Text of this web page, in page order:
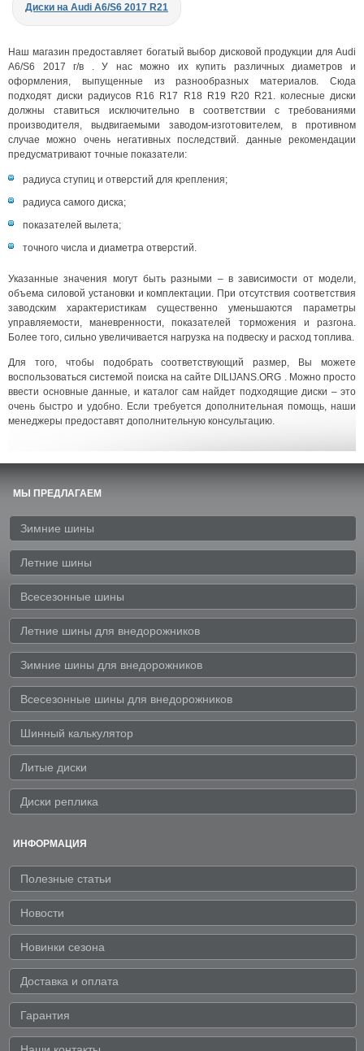
Диски на Audi A6/S6 2017 R21
Наш магазин предоставляет богатый выбор дисковой продукции для Audi
A6/S6 2017 г/в . У нас можно их купить различных диаметров и
оформления, выпущенные из разнообразных материалов. Сюда
подходят диски радиусов R16 R17 R18 R19 R20 R21. колесные диски
должны ставиться исключительно в соответствии с требованиями
производителя, выдвигаемыми заводом-изготовителем, в противном
случае можно очень негативных последствий. данные рекомендации
предусматривают точные показатели:
радиуса ступиц и отверстий для крепления;
радиуса самого диска;
показателей вылета;
точного числа и диаметра отверстий.
Указанные значения могут быть разными – в зависимости от модели,
объема силовой установки и комплектации. При отсутствия соответствия
заводским характеристикам существенно уменьшаются параметры
управляемости, маневренности, показателей торможения и разгона.
Более того, сильно увеличивается нагрузка на подвеску и расход топлива.
Для того, чтобы подобрать соответствующий размер, Вы можете
воспользоваться системой поиска на сайте DILIJANS.ORG . Можно просто
ввести основные данные, и каталог сам найдет подходящие диски – это
очень быстро и удобно. Если требуется дополнительная помощь, наши
менеджеры предоставят дополнительную консультацию.
МЫ ПРЕДЛАГАЕМ
Зимние шины
Летние шины
Всесезонные шины
Летние шины для внедорожников
Зимние шины для внедорожников
Всесезонные шины для внедорожников
Шинный калькулятор
Литые диски
Диски реплика
ИНФОРМАЦИЯ
Полезные статьи
Новости
Новинки сезона
Доставка и оплата
Гарантия